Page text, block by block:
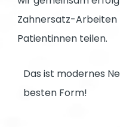
Zahnersatz-Arbeiten
Patientinnen teilen.
Das ist modernes
besten Form!